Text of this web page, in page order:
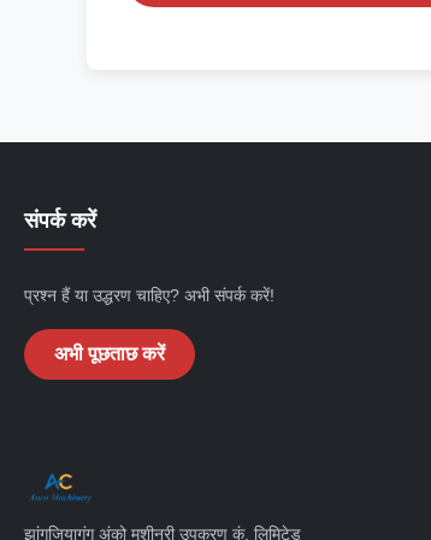
संपर्क करें
प्रश्न हैं या उद्धरण चाहिए? अभी संपर्क करें!
अभी पूछताछ करें
झांगजियागंग अंको मशीनरी उपकरण कं, लिमिटेड